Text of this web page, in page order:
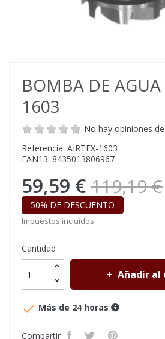
BOMBA DE AGUA
1603
No hay opiniones
Referencia: AIRTEX-1603
EAN13: 8435013806967
59,59 € 119,19 €
50% DE DESCUENTO
Impuestos incluidos
Cantidad
Añadir al
 Más de 24 horas
Compartir